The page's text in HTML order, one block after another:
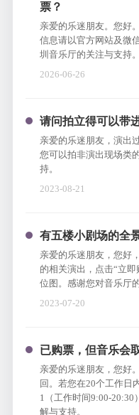
票？
亲爱的乐迷朋友。您好
信息请以官方网站及微
圳音乐厅的关注与支持。
2026-06-26
请问拍立得可以带
亲爱的乐迷朋友，演出
您可以拍非演出现场类
持。
2023-08-21
有五楼小剧场的全
亲爱的乐迷朋友，您好
的相关演出，点击“立
位图。感谢您对音乐厅
2023-07-20
已购票，但音乐会
亲爱的乐迷朋友，您好
回。若您在20个工作日
1（工作时间9:00-20:30
解与支持。